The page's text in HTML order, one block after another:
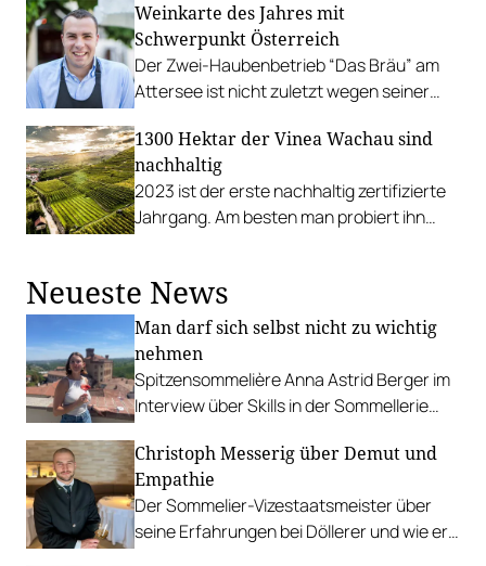
Weinkarte des Jahres mit
Schwerpunkt Österreich
Der Zwei-Haubenbetrieb “Das Bräu” am
Attersee ist nicht zuletzt wegen seiner
beliebt.
1300 Hektar der Vinea Wachau sind
nachhaltig
2023 ist der erste nachhaltig zertifizierte
Jahrgang. Am besten man probiert ihn
Neueste News
Man darf sich selbst nicht zu wichtig
nehmen
Spitzensommelière Anna Astrid Berger im
Interview über Skills in der Sommellerie
Staatsmeisterschaft so cool zu
performen.
Christoph Messerig über Demut und
Empathie
Der Sommelier-Vizestaatsmeister über
seine Erfahrungen bei Döllerer und wie er